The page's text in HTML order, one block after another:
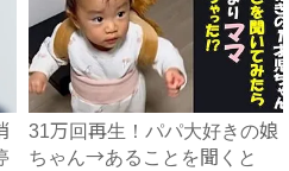
31万回再生！パパ大好きの娘
ちゃん→あることを聞くと